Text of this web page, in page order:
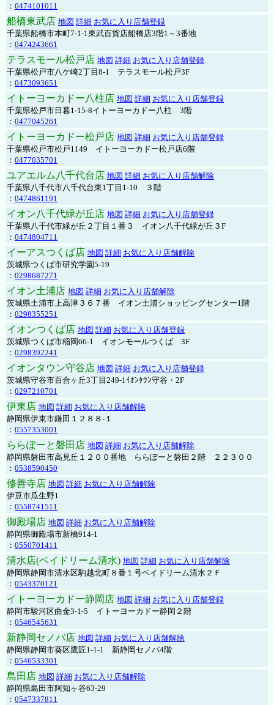
： 0474101011
船橋東武店 地図 詳細 お気に入り店舗登録
千葉県船橋市本町7-1-1東武百貨店船橋店3階1～3番地
： 0474243661
テラスモール松戸店 地図 詳細 お気に入り店舗登録
千葉県松戸市八ケ崎2丁目8-1 テラスモール松戸3F
： 0473093651
イトーヨーカドー八柱店 地図 詳細 お気に入り店舗登録
千葉県松戸市日暮1-15-8イトーヨーカドー八柱 3階
： 0477045261
イトーヨーカドー松戸店 地図 詳細 お気に入り店舗登録
千葉県松戸市松戸1149 イトーヨーカドー松戸店6階
： 0477035701
ユアエルム八千代台店 地図 詳細 お気に入り店舗解除
千葉県八千代市八千代台東1丁目1-10 ３階
： 0474861191
イオン八千代緑が丘店 地図 詳細 お気に入り店舗登録
千葉県八千代市緑が丘２丁目１番３ イオン八千代緑が丘３F
： 0474804711
イーアスつくば店 地図 詳細 お気に入り店舗解除
茨城県つくば市研究学園5-19
： 0298687271
イオン土浦店 地図 詳細 お気に入り店舗解除
茨城県土浦市上高津３６７番 イオン土浦ショッピングセンター1階
： 0298355251
イオンつくば店 地図 詳細 お気に入り店舗登録
茨城県つくば市稲岡66-1 イオンモールつくば 3F
： 0298392241
イオンタウン守谷店 地図 詳細 お気に入り店舗登録
茨城県守谷市百合ヶ丘3丁目249-1ｲｵﾝﾀｳﾝ守谷・2F
： 0297210701
伊東店 地図 詳細 お気に入り店舗解除
静岡県伊東市鎌田１２８８-１
： 0557353001
ららぽーと磐田店 地図 詳細 お気に入り店舗解除
静岡県磐田市高見丘１２００番地 ららぽーと磐田２階 ２２３００
： 0538590450
修善寺店 地図 詳細 お気に入り店舗解除
伊豆市瓜生野1
： 0558741511
御殿場店 地図 詳細 お気に入り店舗解除
静岡県御殿場市新橋914-1
： 0550701411
清水店(ベイドリーム清水) 地図 詳細 お気に入り店舗解除
静岡県静岡市清水区駒越北町８番１号ベイドリーム清水２Ｆ
： 0543370121
イトーヨーカドー静岡店 地図 詳細 お気に入り店舗登録
静岡市駿河区曲金3-1-5 イトーヨーカドー静岡２階
： 0546545631
新静岡セノバ店 地図 詳細 お気に入り店舗解除
静岡県静岡市葵区鷹匠1-1-1 新静岡セノバ4階
： 0546533301
島田店 地図 詳細 お気に入り店舗解除
静岡県島田市阿知ヶ谷63-29
： 0547337811